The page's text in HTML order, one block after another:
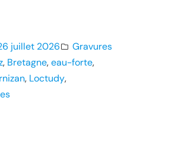
juillet 2026
Gravures
, Bretagne, eau-forte,
, Loctudy,